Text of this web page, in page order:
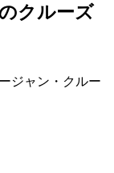
クルーズ
ジャン・クルー